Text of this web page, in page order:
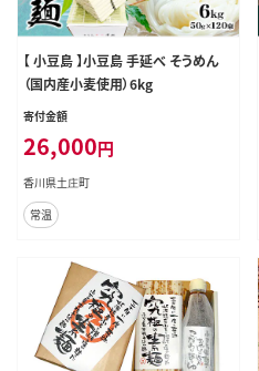
【 小豆島 】小豆島 手延べ そうめん
（国内産小麦使用）6kg
寄付金額
26,000円
香川県土庄町
常温